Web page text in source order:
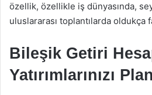
özellik, özellikle iş dünyasında,
uluslararası toplantılarda oldukça
Bileşik Getiri
Yatırımlarınızı